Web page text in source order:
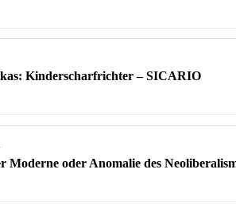
Kinderscharfrichter – SICARIO
Moderne oder Anomalie des